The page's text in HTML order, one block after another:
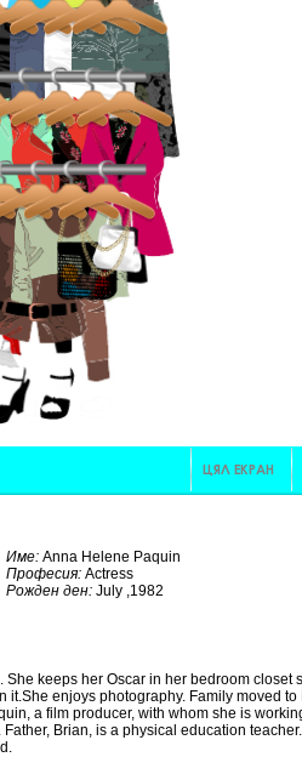
Име: Anna Helene Paquin
Професия: Actress
Рожден ден: July ,1982
She keeps her Oscar in her bedroom closet
it.She enjoys photography. Family moved
a film producer, with whom she is
Brian, is a physical education